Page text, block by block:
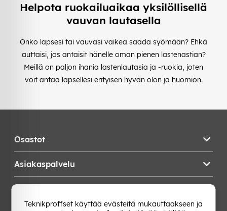
Helpota ruokailuaikaa yksilöllisellä
vauvan lautasella
Onko lapsesi tai vauvasi vaikea saada syömään? Ehkä
auttaisi, jos antaisit hänelle oman pienen lastenastian?
Meillä on paljon ihania lastenlautasia ja -ruokia, joten
voit antaa lapsellesi erityisen hyvän olon ja huomion.
Osastot
Asiakaspalvelu
Teknikproffset käyttää evästeitä mukauttaakseen ja